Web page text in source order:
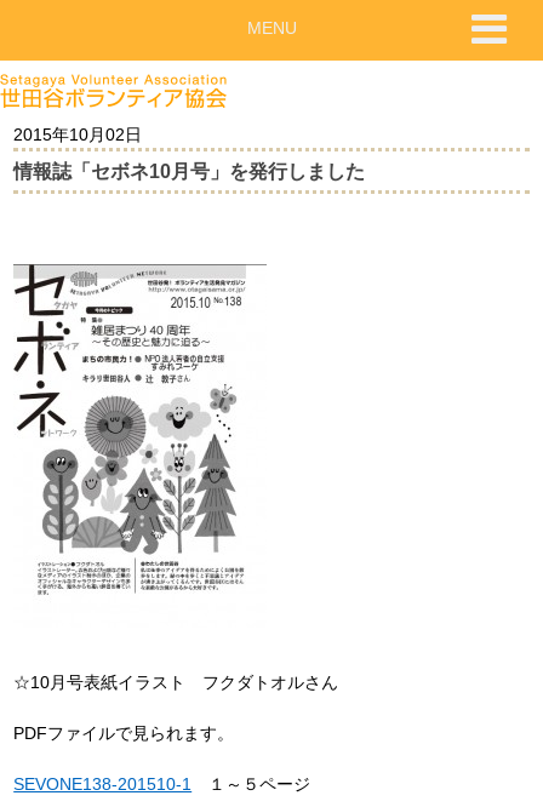
2015年10月02日
情報誌「セボネ10月号」を発行しました
☆10月号表紙イラスト フクダトオルさん
PDFファイルで見られます。
SEVONE138-201510-1 １～５ページ
MENU